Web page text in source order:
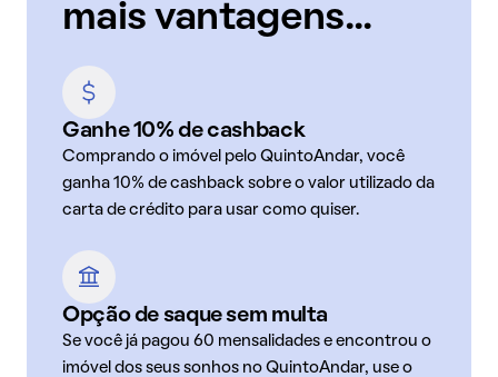
mais vantagens...
Ganhe 10% de cashback
Comprando o imóvel pelo QuintoAndar, você
ganha 10% de cashback sobre o valor utilizado da
carta de crédito para usar como quiser.
Opção de saque sem multa
Se você já pagou 60 mensalidades e encontrou o
imóvel dos seus sonhos no QuintoAndar, use o